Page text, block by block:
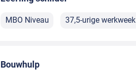
MBO Niveau 37,5-urige werkweek
Bouwhulp